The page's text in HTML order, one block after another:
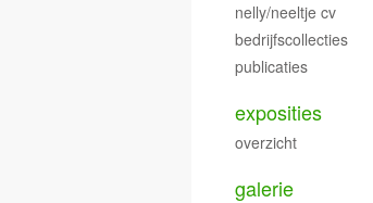
nelly/neeltje cv
bedrijfscollecties
publicaties
exposities
overzicht
galerie